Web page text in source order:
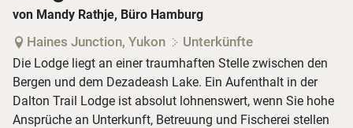
von Mandy Rathje, Büro Hamburg
Haines Junction, Yukon Unterkünfte
Die Lodge liegt an einer traumhaften Stelle zwischen den
Bergen und dem Dezadeash Lake. Ein Aufenthalt in der
Dalton Trail Lodge ist absolut lohnenswert, wenn Sie hohe
Ansprüche an Unterkunft, Betreuung und Fischerei stellen